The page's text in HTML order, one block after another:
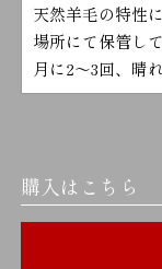
天然羊毛の特性
場所にて保管し
月に2～3回、晴
購入はこちら